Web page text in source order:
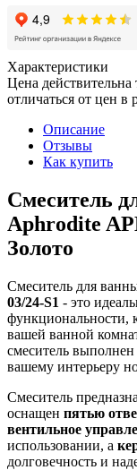
Характеристики
Цена действительна
отличаться от цен в
Описание
Отзывы
Как купить
Смеситель
Aphrodite
Золото
Смеситель для
03/24-S1 - это
функциональности,
вашей ванной
смеситель
вашему интерьеру
Смеситель
оснащен пятью
вентильное
использовании, а
долговечность и